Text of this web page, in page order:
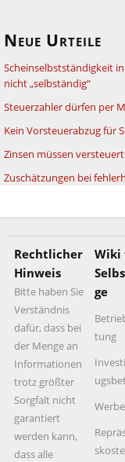
Neue Urteile
Scheinselbstständigkeit
nicht „selbständig“
Steuerzahler dürfen per
Kein Vorsteuerabzug für
Zinsen müssen
Zuschätzungen bei
Rechtlicher
Hinweis
Bitte haben Sie
Verständnis
dafür, dass bei
der Menge an
Informationen
trotz größter
Sorgfalt nicht
garantiert
werden kann,
dass alle
Wiki
ge
tung